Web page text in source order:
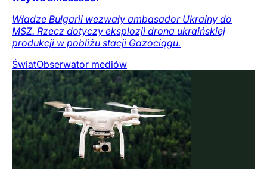
Władze Bułgarii wezwały ambasador Ukrainy do
MSZ. Rzecz dotyczy eksplozji drona ukraińskiej
produkcji w pobliżu stacji Gazociągu.
ŚwiatObserwator mediów